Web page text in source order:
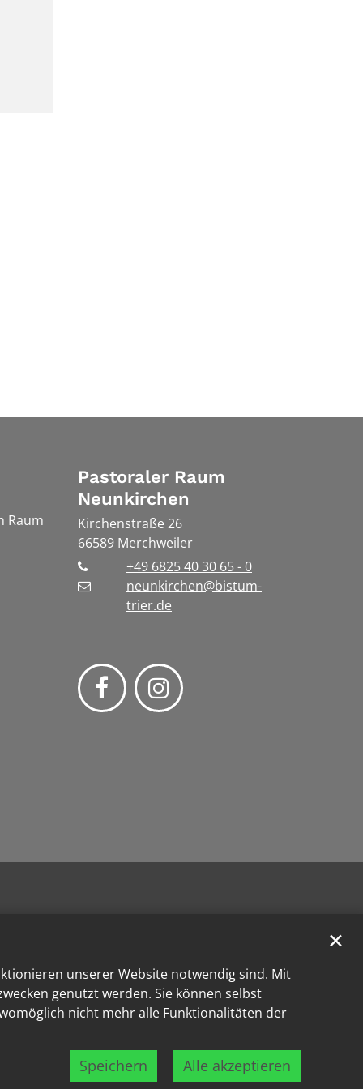
unserer Website notwendig sind. Mit
genutzt werden. Sie können selbst
nicht mehr alle Funktionalitäten der
Speichern Alle akzeptieren
✕
Raum
Pastoraler Raum
Neunkirchen
Kirchenstraße 26
66589 Merchweiler
+49 6825 40 30 65 - 0
neunkirchen@bistum-
trier.de